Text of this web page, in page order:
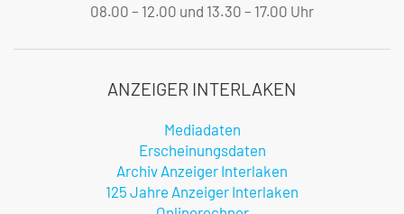
08.00 – 12.00 und 13.30 – 17.00 Uhr
ANZEIGER INTERLAKEN
Mediadaten
Erscheinungsdaten
Archiv Anzeiger Interlaken
125 Jahre Anzeiger Interlaken